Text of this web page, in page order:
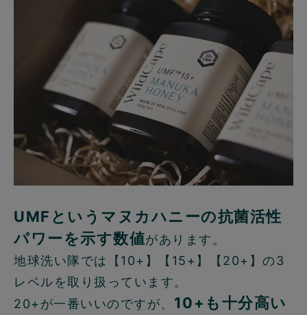
UMFというマヌカハニーの抗菌活性
パワーを示す数値があります。
地球洗い隊では【10+】【15+】【20+】の3
レベルを取り扱っています。
20+が一番いいのですが、 10+も十分高い